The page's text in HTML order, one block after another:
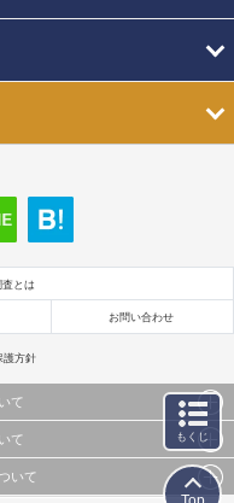
とは
お問い合わせ
護方針
て
、画像データ等）及びこれらの配置・
次利用を行うことは固く禁じており
て
が提出された見解・感想です。
いて
もくじ